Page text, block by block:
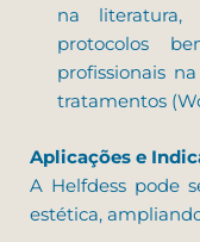
na literatura,
protocolos
profissionais
tratamentos
Aplicações e
A Helfdess pode
estética,